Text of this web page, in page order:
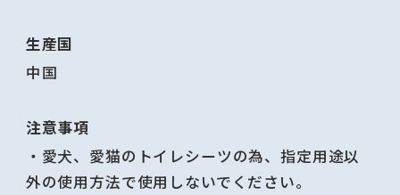
生産国
中国
注意事項
・愛犬、愛猫のトイレシーツの為、指定用途以
外の使用方法で使用しないでください。